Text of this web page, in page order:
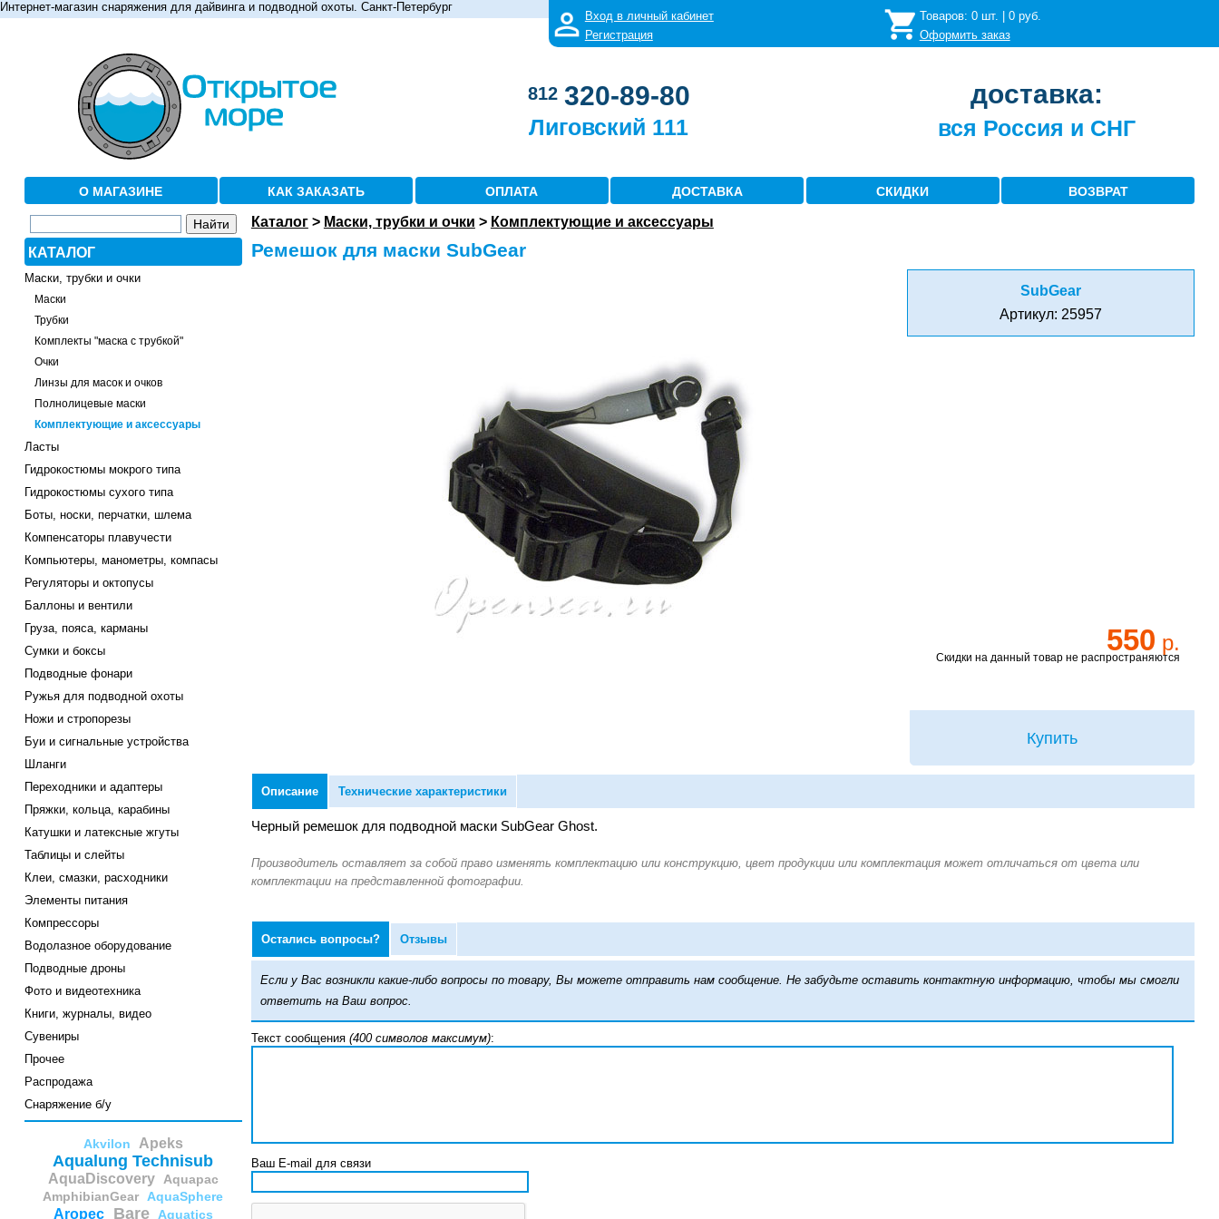
Интернет-магазин снаряжения для дайвинга и подводной охоты. Санкт-Петербург
Вход в личный кабинет
Регистрация
Товаров: 0шт. | 0руб.
Оформить заказ
812 320-89-80
Лиговский 111
доставка:
вся Россия и СНГ
О МАГАЗИНЕ КАК ЗАКАЗАТЬ ОПЛАТА ДОСТАВКА СКИДКИ ВОЗВРАТ
КАТАЛОГ
Маски, трубки и очки
Маски
Трубки
Комплекты "маска с трубкой"
Очки
Линзы для масок и очков
Полнолицевые маски
Комплектующие и аксессуары
Ласты
Гидрокостюмы мокрого типа
Гидрокостюмы сухого типа
Боты, носки, перчатки, шлема
Компенсаторы плавучести
Компьютеры, манометры, компасы
Регуляторы и октопусы
Баллоны и вентили
Груза, пояса, карманы
Сумки и боксы
Подводные фонари
Ружья для подводной охоты
Ножи и стропорезы
Буи и сигнальные устройства
Шланги
Переходники и адаптеры
Пряжки, кольца, карабины
Катушки и латексные жгуты
Таблицы и слейты
Клеи, смазки, расходники
Элементы питания
Компрессоры
Водолазное оборудование
Подводные дроны
Фото и видеотехника
Книги, журналы, видео
Сувениры
Прочее
Распродажа
Снаряжение б/у
Akvilon Apeks
Aqualung Technisub
AquaDiscovery Aquapac
AmphibianGear AquaSphere
Aropec Bare Aquatics
Каталог> Маски, трубки и очки > Комплектующие и аксессуары
Ремешок для маски SubGear
SubGear
Артикул: 25957
550 р.
Скидки на данный товар не распространяются
Купить
Описание Технические характеристики
Черный ремешок для подводной маски SubGear Ghost.
Остались вопросы? Отзывы
Если у Вас возникли какие-либо вопросы по товару, Вы можете отправить нам сообщение. Не забудьте оставить контактную информацию, чтобы мы смогли
ответить на Ваш вопрос.
Текст сообщения (400 символов максимум):
Ваш E-mail для связи